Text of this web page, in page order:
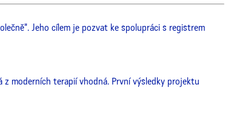
Jeho cílem je pozvat ke spolupráci s registrem
moderních terapií vhodná. První výsledky projektu